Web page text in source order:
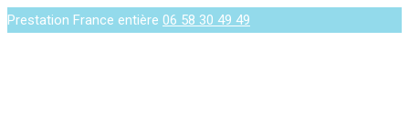
Prestation France entière 06 58 30 49 49